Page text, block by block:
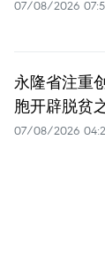
07/08/2026
永隆省注重
胞开辟脱贫
07/08/2026